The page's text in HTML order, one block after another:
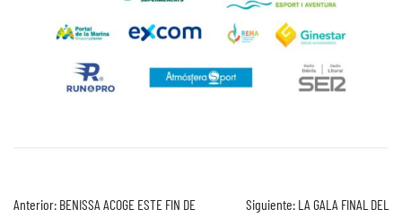
Anterior: BENISSA ACOGE ESTE FIN DE
Siguiente: LA GALA FINAL DEL